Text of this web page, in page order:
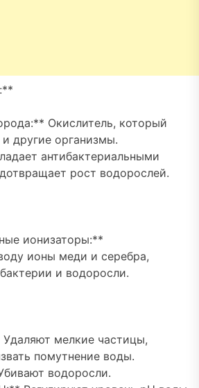
Окислитель, который
другие организмы.
антибактериальными
рост водорослей.
ионизаторы:**
ионы меди и серебра,
и водоросли.
мелкие частицы,
помутнение воды.
водоросли.